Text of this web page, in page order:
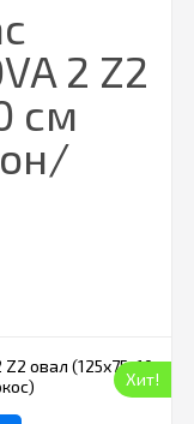
2 Z2
см
Хит!